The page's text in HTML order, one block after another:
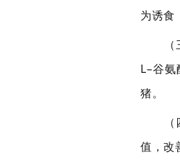
为诱食
（
L–谷氨
猪。
（
值，改